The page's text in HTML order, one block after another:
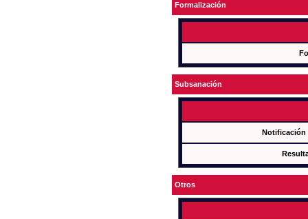
Formalización
Subsanación
Notificación
Otros